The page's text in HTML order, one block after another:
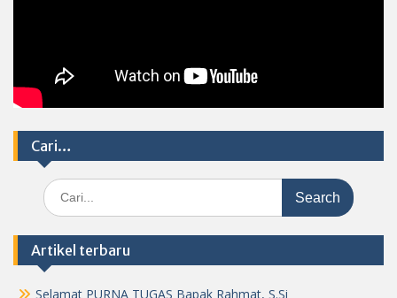
Cari…
Search
for:
Artikel terbaru
Selamat PURNA TUGAS Bapak Rahmat, S.Si